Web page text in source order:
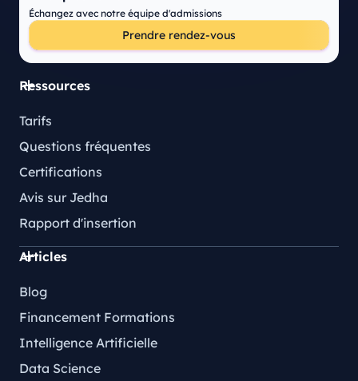
Échangez avec notre équipe d'admissions
Prendre rendez-vous
Ressources
Tarifs
Questions fréquentes
Certifications
Avis sur Jedha
Rapport d'insertion
Articles
Blog
Financement Formations
Intelligence Artificielle
Data Science